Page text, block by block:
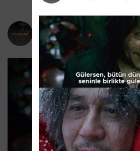
yabancidizireplikleri
Bizi instagram da takip eder misiniz?